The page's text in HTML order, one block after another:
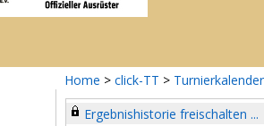
Home > click-TT > Turnierkalender
Ergebnishistorie freischalten ...